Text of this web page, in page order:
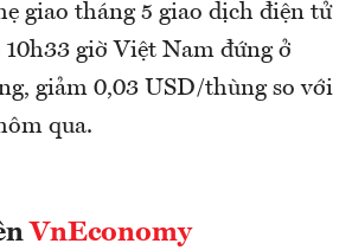
giao tháng 5 giao dịch điện tử
giờ Việt Nam đứng ở
giảm 0,03 USD/thùng so với
qua.
VnEconomy